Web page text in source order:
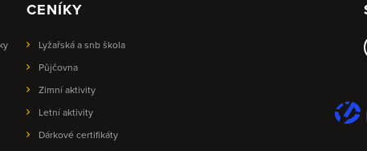
CENÍKY
Lyžařská a snb škola
Půjčovna
Zimní aktivity
Letní aktivity
Dárkové certifikáty